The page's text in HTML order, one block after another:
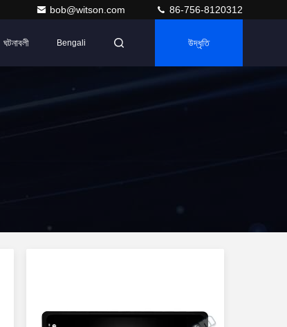
bob@witson.com 86-756-8120312
ঘটনাবলী Bengali উদ্ধৃতি